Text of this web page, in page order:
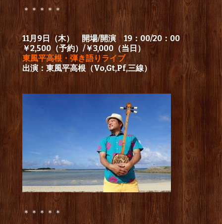
＊＊＊＊＊
11月9日（木） 開場/開演 19：00/20：00
￥2,500（予約）/￥3,000（当日）
東風平高根・弾き語りライブ
出演：東風平高根（Vo,Gt,Pf,三線）
＊＊＊＊＊